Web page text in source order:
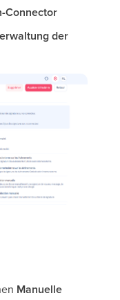
Connector
der
Manuelle